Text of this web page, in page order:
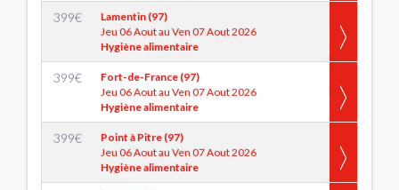
399€
Lamentin (97)
Jeu 06 Aout au Ven 07 Aout 2026
Hygiène alimentaire
399€
Fort-de-France (97)
Jeu 06 Aout au Ven 07 Aout 2026
Hygiène alimentaire
399€
Point à Pitre (97)
Jeu 06 Aout au Ven 07 Aout 2026
Hygiène alimentaire